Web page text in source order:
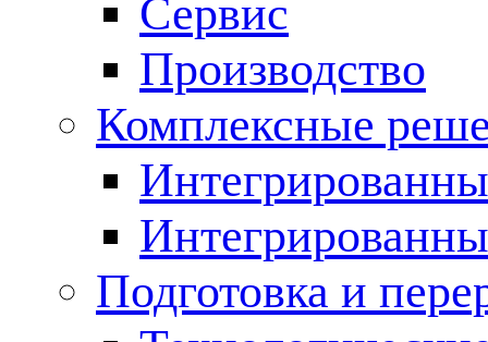
Сервис
Производство
Комплексные
Подготовка и